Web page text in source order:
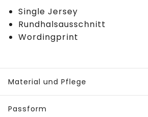
Single Jersey
Rundhalsausschnitt
Wordingprint
Material und Pflege
Passform